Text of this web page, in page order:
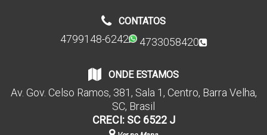
CONTATOS
4799148-6242 4733058420
ONDE ESTAMOS
Av. Gov. Celso Ramos, 381 , Sala 1 , Centro, Barra Velha,
SC, Brasil
CRECI: SC 6522 J